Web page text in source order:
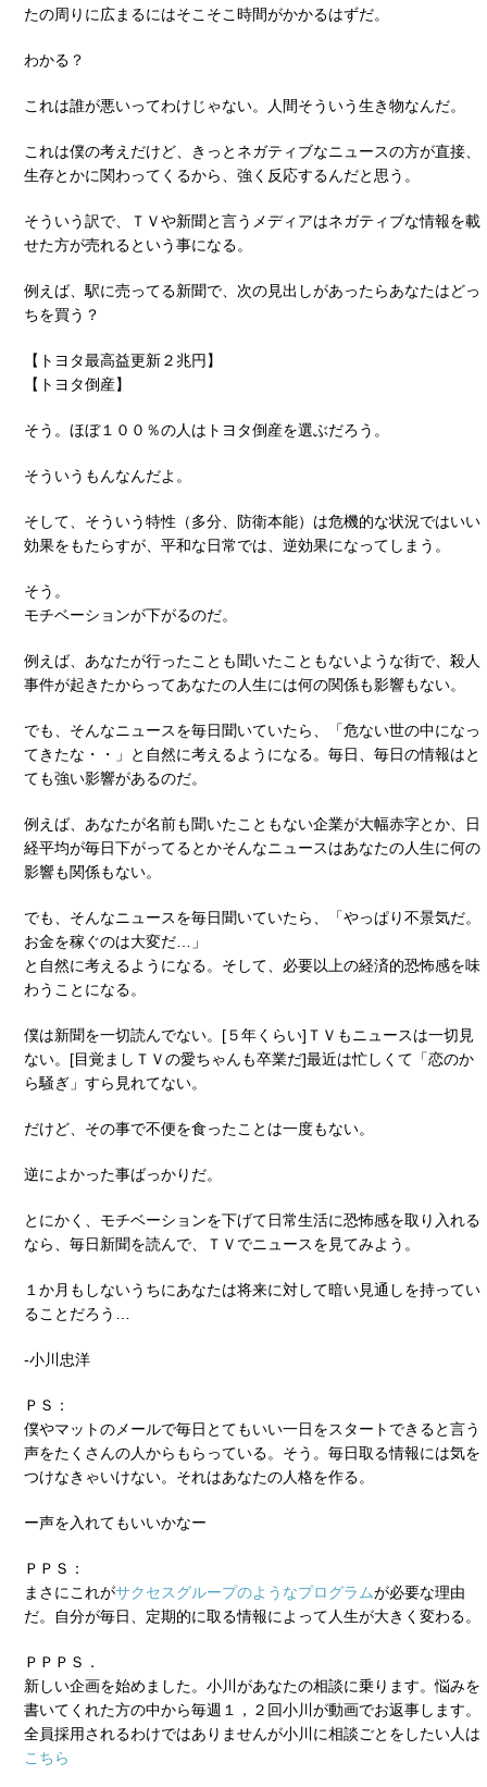
たの周りに広まるにはそこそこ時間がかかるはずだ。
わかる？
これは誰が悪いってわけじゃない。人間そういう生き物なんだ。
これは僕の考えだけど、きっとネガティブなニュースの方が直接、
生存とかに関わってくるから、強く反応するんだと思う。
そういう訳で、ＴＶや新聞と言うメディアはネガティブな情報を載
せた方が売れるという事になる。
例えば、駅に売ってる新聞で、次の見出しがあったらあなたはどっ
ちを買う？
【トヨタ最高益更新２兆円】
【トヨタ倒産】
そう。ほぼ１００％の人はトヨタ倒産を選ぶだろう。
そういうもんなんだよ。
そして、そういう特性（多分、防衛本能）は危機的な状況ではいい
効果をもたらすが、平和な日常では、逆効果になってしまう。
そう。
モチベーションが下がるのだ。
例えば、あなたが行ったことも聞いたこともないような街で、殺人
事件が起きたからってあなたの人生には何の関係も影響もない。
でも、そんなニュースを毎日聞いていたら、「危ない世の中になっ
てきたな・・」と自然に考えるようになる。毎日、毎日の情報はと
ても強い影響があるのだ。
例えば、あなたが名前も聞いたこともない企業が大幅赤字とか、日
経平均が毎日下がってるとかそんなニュースはあなたの人生に何の
影響も関係もない。
でも、そんなニュースを毎日聞いていたら、「やっぱり不景気だ。
お金を稼ぐのは大変だ…」
と自然に考えるようになる。そして、必要以上の経済的恐怖感を味
わうことになる。
僕は新聞を一切読んでない。[５年くらい]ＴＶもニュースは一切見
ない。[目覚ましＴＶの愛ちゃんも卒業だ]最近は忙しくて「恋のか
ら騒ぎ」すら見れてない。
だけど、その事で不便を食ったことは一度もない。
逆によかった事ばっかりだ。
とにかく、モチベーションを下げて日常生活に恐怖感を取り入れる
なら、毎日新聞を読んで、ＴＶでニュースを見てみよう。
１か月もしないうちにあなたは将来に対して暗い見通しを持ってい
ることだろう…
-小川忠洋
ＰＳ：
僕やマットのメールで毎日とてもいい一日をスタートできると言う
声をたくさんの人からもらっている。そう。毎日取る情報には気を
つけなきゃいけない。それはあなたの人格を作る。
ー声を入れてもいいかなー
ＰＰＳ：
まさにこれがサクセスグループのようなプログラムが必要な理由
だ。自分が毎日、定期的に取る情報によって人生が大きく変わる。
ＰＰＰＳ．
新しい企画を始めました。小川があなたの相談に乗ります。悩みを
書いてくれた方の中から毎週１，２回小川が動画でお返事します。
全員採用されるわけではありませんが小川に相談ごとをしたい人は
こちら